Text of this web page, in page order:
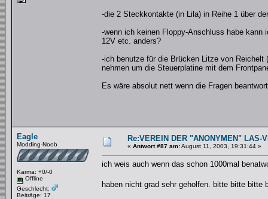
-die 2 Steckkontakte (in Lila) in Reihe 1 über
-wenn ich keinen Floppy-Anschluss habe kann
12V etc. anders?
-ich benutze für die Brücken Litze von
nehmen um die Steuerplatine mit dem
Es wäre absolut nett wenn die Fragen
Eagle
Modding-Noob
Karma: +0/-0
Offline
Geschlecht:
Beiträge: 17
Re:VEREIN DER "ANONYMEN" LAS-
« Antwort #87 am:August 11, 2003, 19:31:44 »
ich weis auch wenn das schon 1000mal
haben nicht grad sehr geholfen. bitte bitte